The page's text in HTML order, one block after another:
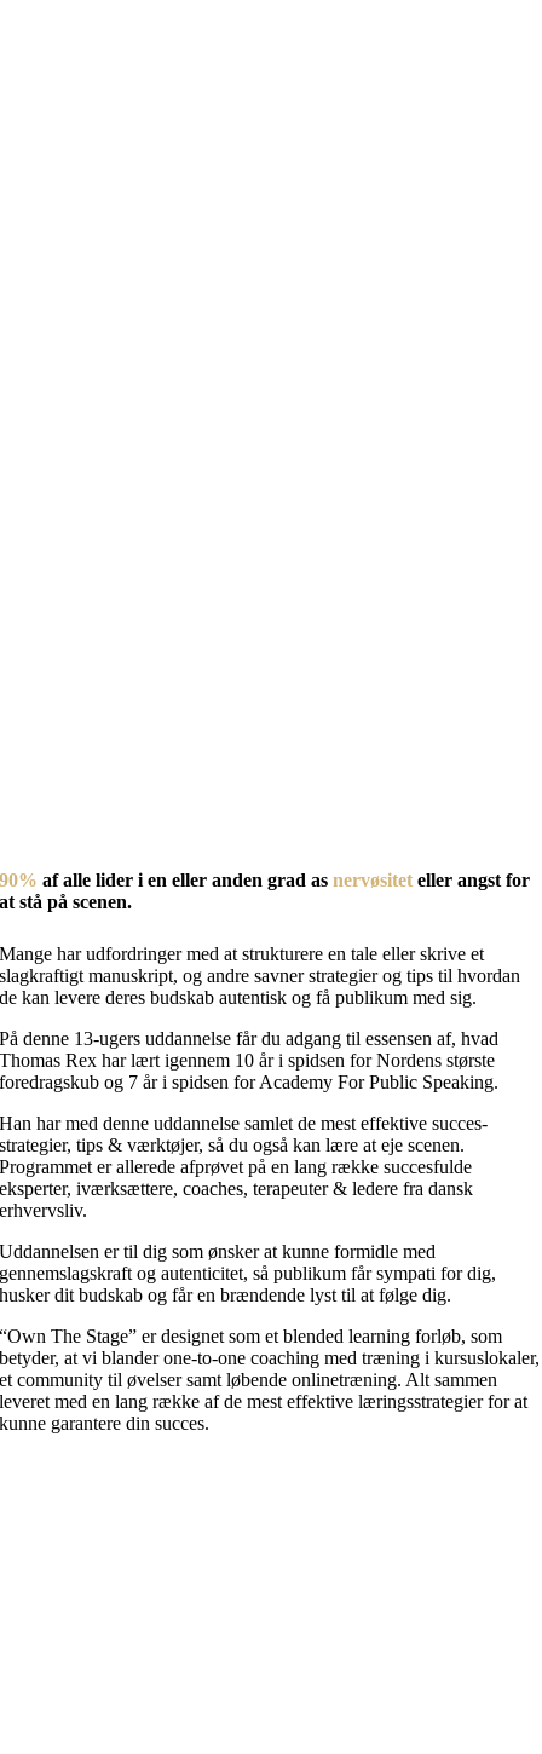
90% af alle lider i en eller anden grad as nervøsitet eller angst for
at stå på scenen.
Mange har udfordringer med at strukturere en tale eller skrive et
slagkraftigt manuskript, og andre savner strategier og tips til hvordan
de kan levere deres budskab autentisk og få publikum med sig.
På denne 13-ugers uddannelse får du adgang til essensen af, hvad
Thomas Rex har lært igennem 10 år i spidsen for Nordens største
foredragskub og 7 år i spidsen for Academy For Public Speaking.
Han har med denne uddannelse samlet de mest effektive succes-
strategier, tips & værktøjer, så du også kan lære at eje scenen.
Programmet er allerede afprøvet på en lang række succesfulde
eksperter, iværksættere, coaches, terapeuter & ledere fra dansk
erhvervsliv.
Uddannelsen er til dig som ønsker at kunne formidle med
gennemslagskraft og autenticitet, så publikum får sympati for dig,
husker dit budskab og får en brændende lyst til at følge dig.
“Own The Stage” er designet som et blended learning forløb, som
betyder, at vi blander one-to-one coaching med træning i kursuslokaler,
et community til øvelser samt løbende onlinetræning. Alt sammen
leveret med en lang række af de mest effektive læringsstrategier for at
kunne garantere din succes.